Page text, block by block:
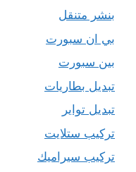
بنشر متنقل
بي ان سبورت
بين سبورت
تبديل بطاريات
تبديل تواير
تركيب ستلايت
تركيب سيراميك